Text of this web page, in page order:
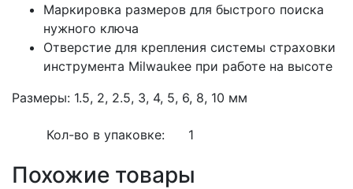
Маркировка размеров для быстрого поиска
нужного ключа
Отверстие для крепления системы страховки
инструмента Milwaukee при работе на высоте
Размеры: 1.5, 2, 2.5, 3, 4, 5, 6, 8, 10 мм
Кол-во в упаковке: 1
Похожие товары